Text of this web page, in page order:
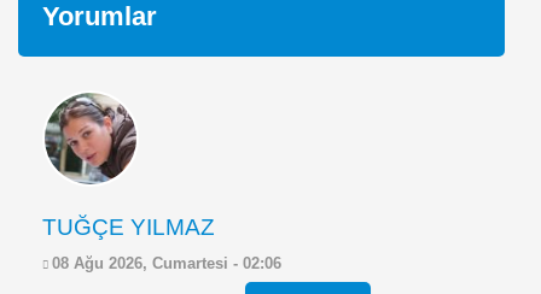
Yorumlar
TUĞÇE YILMAZ
08 Ağu 2026, Cumartesi - 02:06